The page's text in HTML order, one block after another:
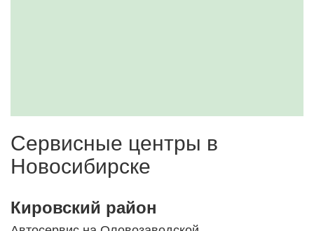
Сервисные центры в
Новосибирске
Кировский район